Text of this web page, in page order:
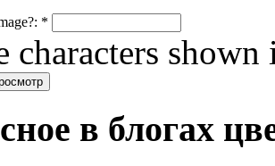
*
characters shown
в блогах